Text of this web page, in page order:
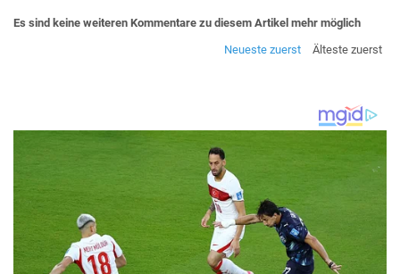
Es sind keine weiteren Kommentare zu diesem Artikel mehr möglich
Neueste zuerst
Älteste zuerst